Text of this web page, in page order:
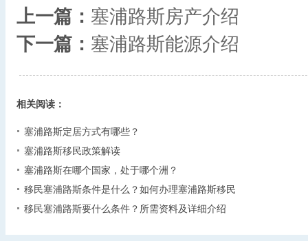
上一篇： 塞浦路斯房产介绍
下一篇： 塞浦路斯能源介绍
相关阅读：
塞浦路斯定居方式有哪些？
塞浦路斯移民政策解读
塞浦路斯在哪个国家，处于哪个洲？
移民塞浦路斯条件是什么？如何办理塞浦路斯移民
移民塞浦路斯要什么条件？所需资料及详细介绍